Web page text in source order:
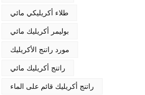
الشفافية العالية، واختراق المسام بعمق،
وترطيب معزز للسطح، مما يضمن اندماجه
بسلاسة مع أسطح الخشب. بفضل تركيبته
المتطورة، يوفر هذا الراتنج طبقة متينة،
ومقاومة كيميائية، وسهولة في الاستخدام،
وكل ذلك مصمم خصيصًا لتلبية متطلبات
طلاء أكريليكي مائي
بوليمر أكريليك مائي
مورد راتنج الأكريليك
راتنج أكريليك مائي
راتنج أكريليك قائم على الماء